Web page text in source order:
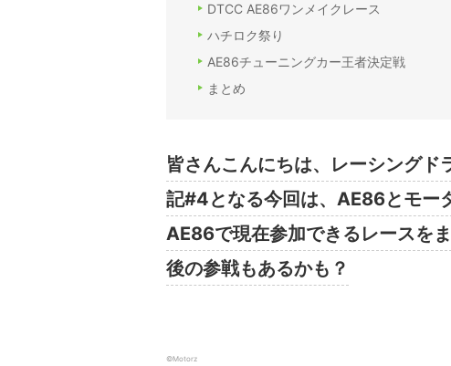
DTCC AE86ワンメイクレース
ハチロク祭り
AE86チューニングカー王者決定戦
まとめ
皆さんこんにちは、レーシング
記#4となる今回は、AE86とモー
AE86で現在参加できるレースを
後の参戦もあるかも？
©Motorz